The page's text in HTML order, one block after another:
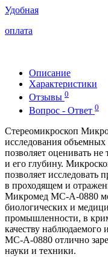
Удобная
оплата
Описание
Характеристики
Отзывы 0
Вопрос - Ответ 0
Стереомикроскоп
исследования
позволяет оценивать
и его глубину.
позволяет исследовать
в проходящем и
Микромед MC-А-0880
биологических и
промышленности, в
качеству
MC-А-0880 отлично
науки и техники.